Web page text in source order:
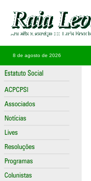
8 de agosto de 2026